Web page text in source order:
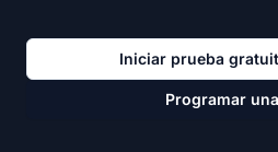
Iniciar prueba
Programar